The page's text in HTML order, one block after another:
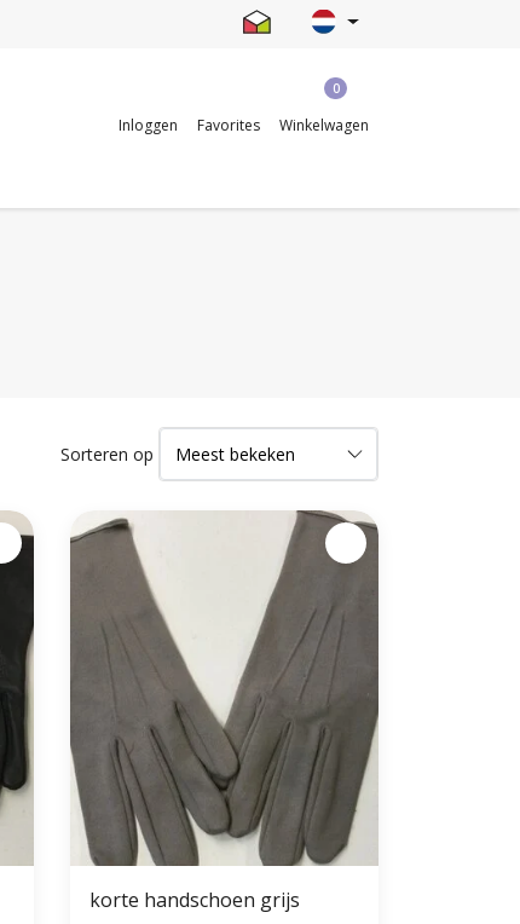
Inloggen Favorites
0
Winkelwagen
Sorteren op
korte handschoen grijs